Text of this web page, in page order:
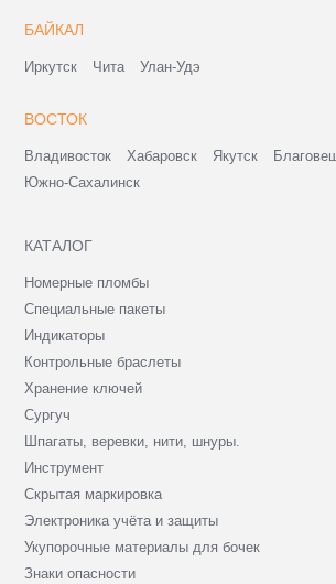
БАЙКАЛ
Иркутск Чита Улан-Удэ
ВОСТОК
Владивосток Хабаровск Якутск
Южно-Сахалинск
КАТАЛОГ
Номерные пломбы
Специальные пакеты
Индикаторы
Контрольные браслеты
Хранение ключей
Сургуч
Шпагаты, веревки, нити, шнуры.
Инструмент
Скрытая маркировка
Электроника учёта и защиты
Укупорочные материалы для бочек
Знаки опасности